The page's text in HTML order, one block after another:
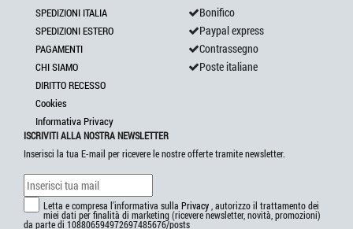
SPEDIZIONI ITALIA
SPEDIZIONI ESTERO
PAGAMENTI
CHI SIAMO
DIRITTO RECESSO
Cookies
Informativa Privacy
Bonifico
Paypal express
Contrassegno
Poste italiane
ISCRIVITI ALLA NOSTRA NEWSLETTER
Inserisci la tua E-mail per ricevere le nostre offerte tramite newsletter.
Letta e compresa l'informativa sulla Privacy, autorizzo il trattamento dei
miei dati per finalità di marketing (ricevere newsletter, novità, promozioni)
da parte di 108806594972697485676/posts